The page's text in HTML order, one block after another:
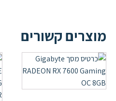
מוצרים קשורים